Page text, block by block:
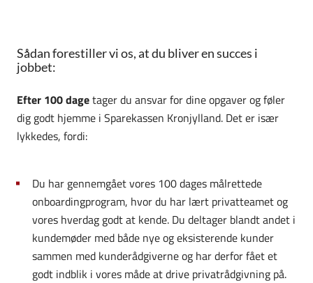
Sådan forestiller vi os, at du bliver en succes i
jobbet:
Efter 100 dagetager du ansvar for dine opgaver og føler
dig godt hjemme i Sparekassen Kronjylland. Det er især
lykkedes, fordi:
Du har gennemgået vores 100 dages målrettede
onboardingprogram, hvor du har lært privatteamet og
vores hverdag godt at kende. Du deltager blandt andet i
kundemøder med både nye og eksisterende kunder
sammen med kunderådgiverne og har derfor fået et
godt indblik i vores måde at drive privatrådgivning på.